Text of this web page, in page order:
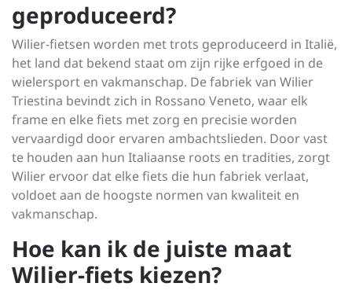
geproduceerd?
Wilier-fietsen worden met trots geproduceerd in Italië,
het land dat bekend staat om zijn rijke erfgoed in de
wielersport en vakmanschap. De fabriek van Wilier
Triestina bevindt zich in Rossano Veneto, waar elk
frame en elke fiets met zorg en precisie worden
vervaardigd door ervaren ambachtslieden. Door vast
te houden aan hun Italiaanse roots en tradities, zorgt
Wilier ervoor dat elke fiets die hun fabriek verlaat,
voldoet aan de hoogste normen van kwaliteit en
vakmanschap.
Hoe kan ik de juiste maat
Wilier-fiets kiezen?